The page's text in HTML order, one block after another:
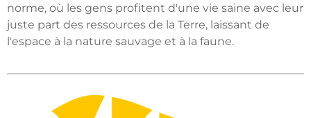
norme, où les gens profitent d'une vie saine avec leur
juste part des ressources de la Terre, laissant de
l'espace à la nature sauvage et à la faune.